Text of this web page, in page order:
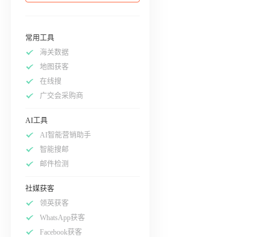
常用工具
海关数据
地图获客
在线搜
广交会采购商
AI工具
AI智能营销助手
智能搜邮
邮件检测
社媒获客
领英获客
WhatsApp获客
Facebook获客